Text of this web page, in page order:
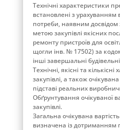
Технічні характеристики
встановлені з урахуванням
потреби, наявним
метою закупівлі якісних
ремонту пристроїв для
щогли інв. № 17502) за
інші завершальні
Технічні, якісні та
закупівлі, а також
підставі реальних
Обґрунтування очікуваної
закупівлі.
Загальна очікувана
визначена із дотриманням